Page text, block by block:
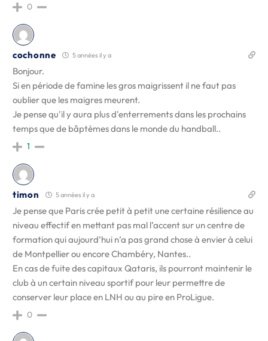
0
cochonne 5 années il y a
Bonjour.
Si en période de famine les gros maigrissent il ne faut pas
oublier que les maigres meurent.
Je pense qu'il y aura plus d'enterrements dans les prochains
temps que de bâptèmes dans le monde du handball..
1
timon 5 années il y a
Je pense que Paris crée petit à petit une certaine résilience au
niveau effectif en mettant pas mal l’accent sur un centre de
formation qui aujourd’hui n’a pas grand chose à envier à celui
de Montpellier ou encore Chambéry, Nantes..
En cas de fuite des capitaux Qataris, ils pourront maintenir le
club à un certain niveau sportif pour leur permettre de
conserver leur place en LNH ou au pire en ProLigue.
0